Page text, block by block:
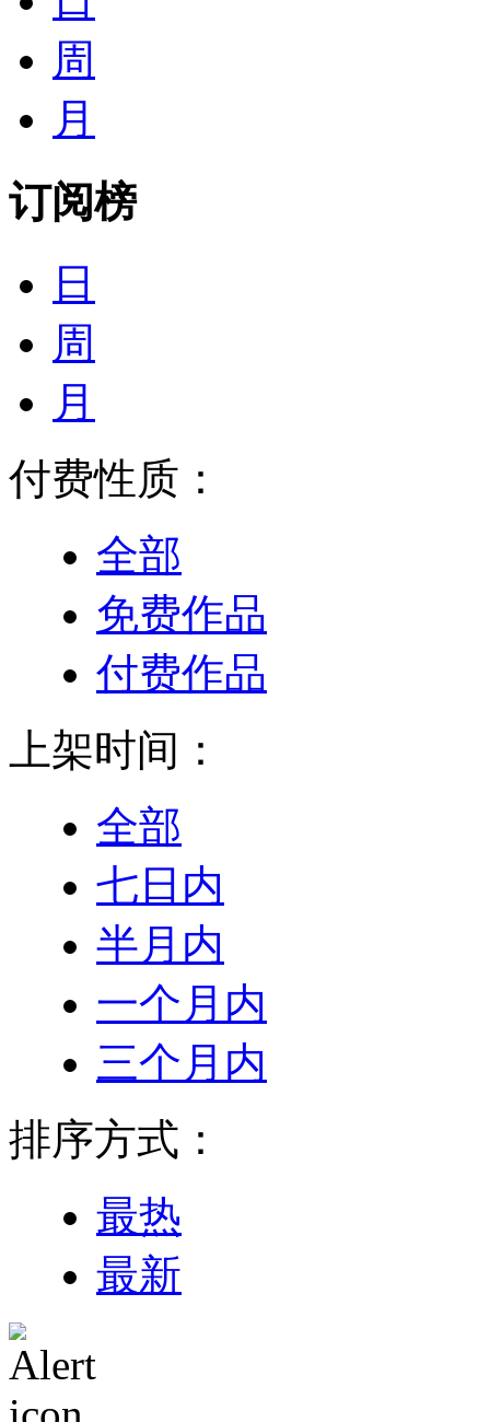
周
月
订阅榜
日
周
月
付费性质：
全部
免费作品
付费作品
上架时间：
全部
七日内
半月内
一个月内
三个月内
排序方式：
最热
最新